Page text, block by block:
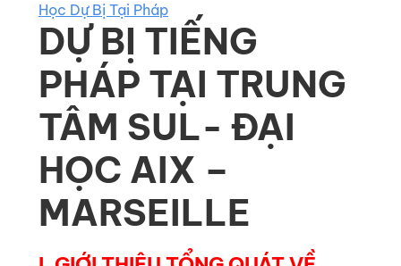
Học Dự Bị Tại Pháp
DỰ BỊ TIẾNG
PHÁP TẠI TRUNG
TÂM SUL- ĐẠI
HỌC AIX –
MARSEILLE